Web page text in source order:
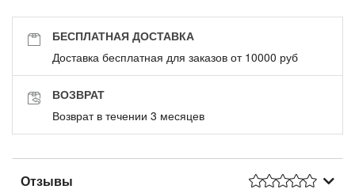
БЕСПЛАТНАЯ ДОСТАВКА
Доставка бесплатная для заказов от 10000 руб
ВОЗВРАТ
Возврат в течении 3 месяцев
Отзывы